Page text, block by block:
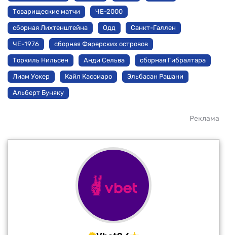
Товарищеские матчи ЧЕ-2000
сборная Лихтенштейна Одд Санкт-Галлен
ЧЕ-1976 сборная Фарерских островов
Торкиль Нильсен Анди Сельва сборная Гибралтара
Лиам Уокер Кайл Кассиаро Эльбасан Рашани
Альберт Буняку
Реклама